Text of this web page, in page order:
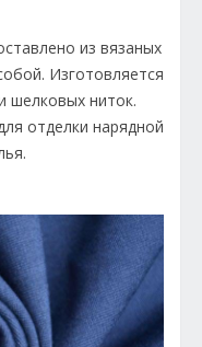
из вязаных
Изготовляется
шелковых ниток.
отделки нарядной